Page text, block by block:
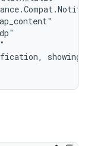
showing